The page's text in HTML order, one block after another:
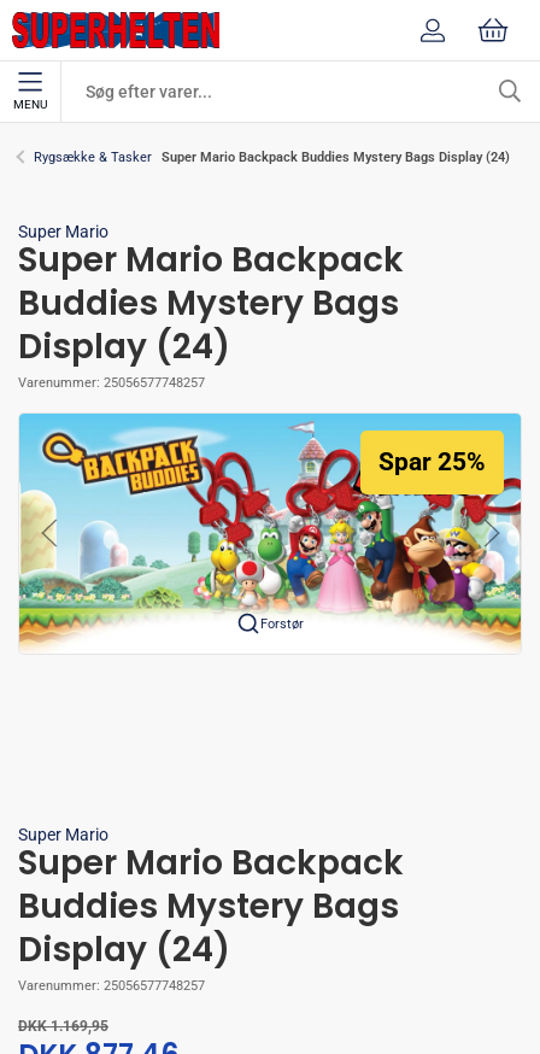
MENU
Rygsække & Tasker Super Mario Backpack Buddies Mystery Bags Display (24)
Super Mario
Super Mario Backpack
Buddies Mystery Bags
Display (24)
Varenummer: 25056577748257
Forstør
Spar 25%
Super Mario
Super Mario Backpack
Buddies Mystery Bags
Display (24)
Varenummer: 25056577748257
DKK 1.169,95